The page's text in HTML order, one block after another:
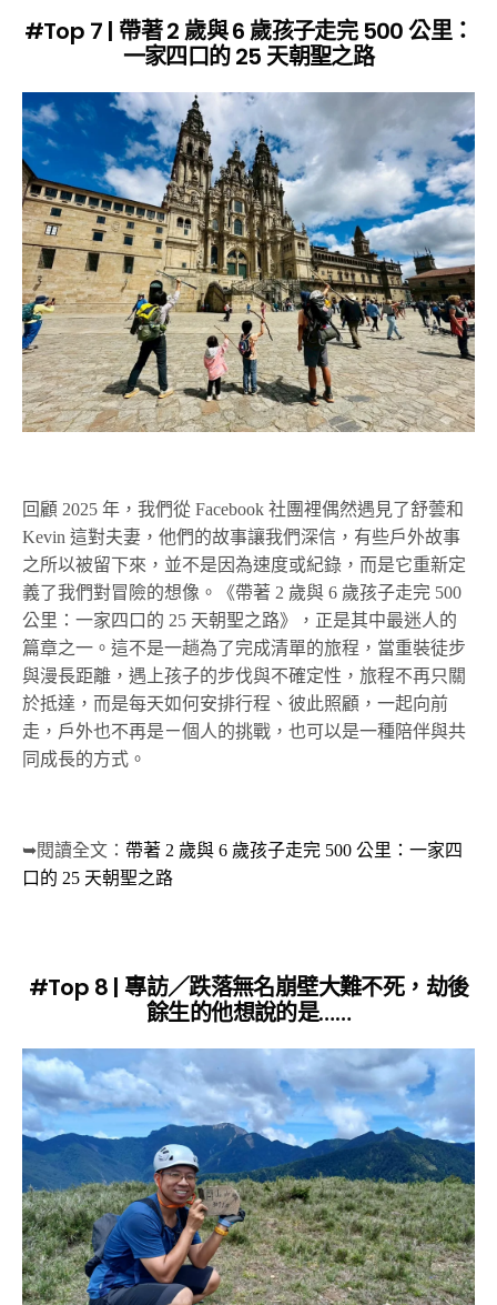
#Top 7 | 帶著 2 歲與 6 歲孩子走完 500 公里：
一家四口的 25 天朝聖之路
回顧 2025 年，我們從 Facebook 社團裡偶然遇見了舒蕓和
Kevin 這對夫妻，他們的故事讓我們深信，有些戶外故事
之所以被留下來，並不是因為速度或紀錄，而是它重新定
義了我們對冒險的想像。《帶著 2 歲與 6 歲孩子走完 500
公里：一家四口的 25 天朝聖之路》，正是其中最迷人的
篇章之一。這不是一趟為了完成清單的旅程，當重裝徒步
與漫長距離，遇上孩子的步伐與不確定性，旅程不再只關
於抵達，而是每天如何安排行程、彼此照顧，一起向前
走，戶外也不再是ㄧ個人的挑戰，也可以是一種陪伴與共
同成長的方式。
➥閱讀全文： 帶著 2 歲與 6 歲孩子走完 500 公里：一家四
口的 25 天朝聖之路
#Top 8 | 專訪／跌落無名崩壁大難不死，劫後
餘生的他想說的是……